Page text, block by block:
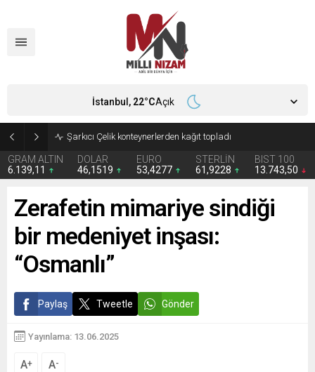
İran 2 ülkeyi birden vurdu
GRAM ALTIN
6.139,11
DOLAR
46,1519
EURO
53,4277
STERLİN
61,9228
BIST 100
13.743,50
İstanbul, 22°CAçık
Zerafetin mimariye sindiği
bir medeniyet inşası:
“Osmanlı”
Paylaş Tweetle Gönder
Yayınlama: 13.06.2025
A+ A-